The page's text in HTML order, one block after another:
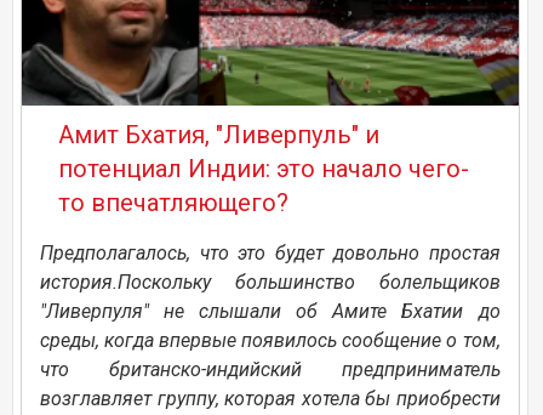
Амит Бхатия, "Ливерпуль" и
потенциал Индии: это начало чего-
то впечатляющего?
Предполагалось, что это будет довольно простая
история.Поскольку большинство болельщиков
"Ливерпуля" не слышали об Амите Бхатии до
среды, когда впервые появилось сообщение о том,
что британско-индийский предприниматель
возглавляет группу, которая хотела бы приобрести